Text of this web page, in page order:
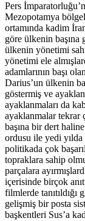
Pers
Mezopotamya
ortamında kadim
göre ülkenin
ülkenin yönetimi
yönetimi ele
adamlarının başı
Darius’un ülkenin
göstermiş ve
ayaklanmaları da
ayaklanmalar tekrar
başına bir dert
ordusu ile yedi
politikada çok
topraklara sahip
parçalara
içerisinde birçok
filmlerde
gelişmiş bir posta
başkentleri Sus’a